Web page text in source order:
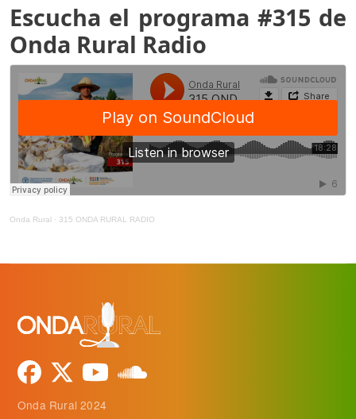
Escucha el programa #315 de
Onda Rural Radio
Onda Rural · 315 ONDA RURAL RADIO
Onda Rural 2024